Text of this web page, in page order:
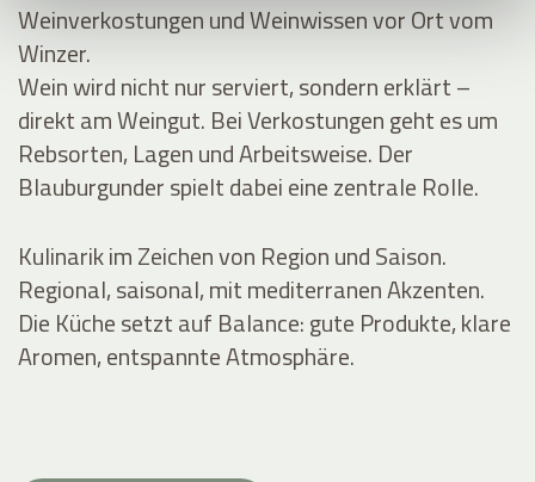
Weinverkostungen und Weinwissen vor Ort vom
Winzer.
Wein wird nicht nur serviert, sondern erklärt –
direkt am Weingut. Bei Verkostungen geht es um
Rebsorten, Lagen und Arbeitsweise. Der
Blauburgunder spielt dabei eine zentrale Rolle.
Kulinarik im Zeichen von Region und Saison.
Regional, saisonal, mit mediterranen Akzenten.
Die Küche setzt auf Balance: gute Produkte, klare
Aromen, entspannte Atmosphäre.